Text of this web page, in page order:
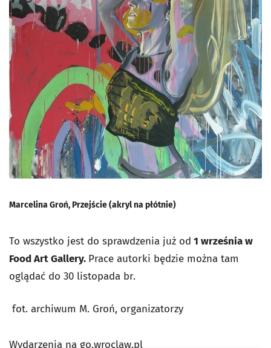
Marcelina Groń, Przejście (akryl na płótnie)
To wszystko jest do sprawdzenia już od 1 września w
Food Art Gallery. Prace autorki będzie można tam
oglądać do 30 listopada br.
fot. archiwum M. Groń, organizatorzy
Wydarzenia na go.wroclaw.pl